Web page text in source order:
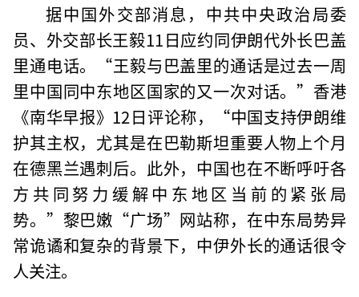
据中国外交部消息，中共中央政治局委
员、外交部长王毅11日应约同伊朗代外长巴盖
里通电话。“王毅与巴盖里的通话是过去一周
里中国同中东地区国家的又一次对话。”香港
《南华早报》12日评论称，“中国支持伊朗维
护其主权，尤其是在巴勒斯坦重要人物上个月
在德黑兰遇刺后。此外，中国也在不断呼吁各
方共同努力缓解中东地区当前的紧张局
势。”黎巴嫩“广场”网站称，在中东局势异
常诡谲和复杂的背景下，中伊外长的通话很令
人关注。